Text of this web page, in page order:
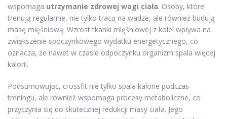
wspomaga utrzymanie zdrowej wagi ciała. Osoby, które
trenują regularnie, nie tylko tracą na wadze, ale również budują
masę mięśniową. Wzrost tkanki mięśniowej z kolei wpływa na
zwiększenie spoczynkowego wydatku energetycznego, co
oznacza, że nawet w czasie odpoczynku organizm spala więcej
kalorii.
Podsumowując, crossfit nie tylko spala kalorie podczas
treningu, ale również wspomaga procesy metaboliczne, co
przyczynia się do skutecznej redukcji masy ciała. Jego